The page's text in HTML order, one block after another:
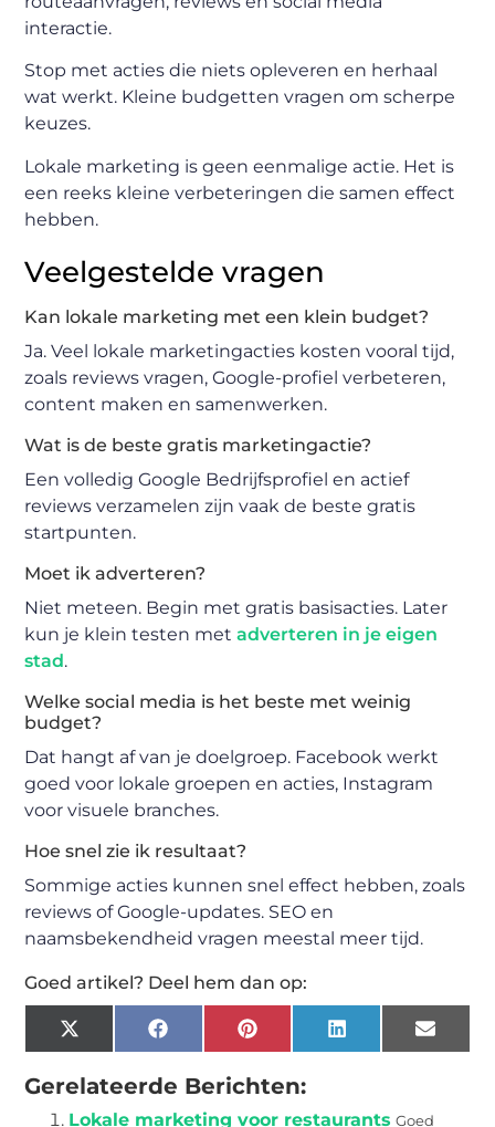
interactie.
Stop met acties die niets opleveren en herhaal
wat werkt. Kleine budgetten vragen om scherpe
keuzes.
Lokale marketing is geen eenmalige actie. Het is
een reeks kleine verbeteringen die samen effect
hebben.
Veelgestelde vragen
Kan lokale marketing met een klein budget?
Ja. Veel lokale marketingacties kosten vooral tijd,
zoals reviews vragen, Google-profiel verbeteren,
content maken en samenwerken.
Wat is de beste gratis marketingactie?
Een volledig Google Bedrijfsprofiel en actief
reviews verzamelen zijn vaak de beste gratis
startpunten.
Moet ik adverteren?
Niet meteen. Begin met gratis basisacties. Later
kun je klein testen metadverteren in je eigen
stad.
Welke social media is het beste met weinig
budget?
Dat hangt af van je doelgroep. Facebook werkt
goed voor lokale groepen en acties, Instagram
voor visuele branches.
Hoe snel zie ik resultaat?
Sommige acties kunnen snel effect hebben, zoals
reviews of Google-updates. SEO en
naamsbekendheid vragen meestal meer tijd.
Goed artikel? Deel hem dan op:
X
(Twitter)
FacebookPinterestLinkedIn Email
Gerelateerde Berichten:
Lokale marketing voor restaurants Goed